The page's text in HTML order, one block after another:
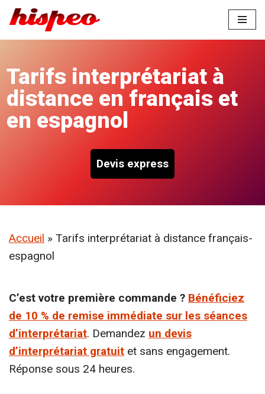
contenu
Tarifs interprétariat à
distance en français et
en espagnol
Devis express
Accueil » Tarifs interprétariat à distance français-
espagnol
C’est votre première commande ? Bénéficiez
de 10 % de remise immédiate sur les séances
d’interprétariat. Demandez un devis
d’interprétariat gratuit et sans engagement.
Réponse sous 24 heures.